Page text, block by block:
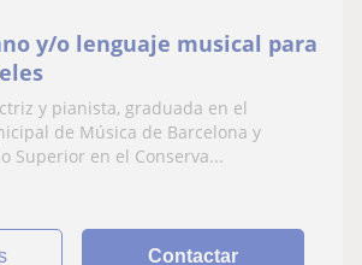
y/o lenguaje musical para
y pianista, graduada en el
de Música de Barcelona y
Superior en el Conserva...
Contactar